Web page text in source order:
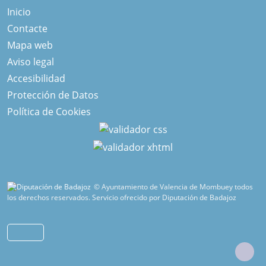
Inicio
Contacte
Mapa web
Aviso legal
Accesibilidad
Protección de Datos
Política de Cookies
© Ayuntamiento de Valencia de Mombuey todos
los derechos reservados.Servicio ofrecido por Diputación de Badajoz